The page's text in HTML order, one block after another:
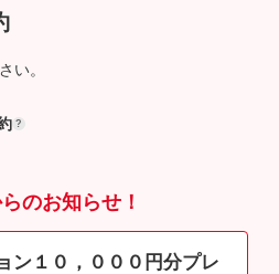
い。
?
のお知らせ！
ン１０，０００円分プレ